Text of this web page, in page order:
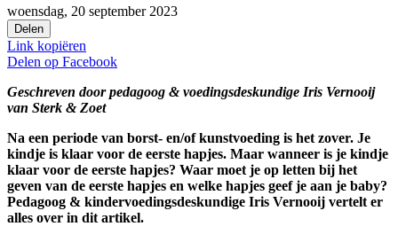
woensdag, 20 september 2023
Delen
Link kopiëren
Delen op Facebook
Geschreven door pedagoog & voedingsdeskundige Iris Vernooij
van Sterk & Zoet
Na een periode van borst- en/of kunstvoeding is het zover. Je
kindje is klaar voor de eerste hapjes. Maar wanneer is je kindje
klaar voor de eerste hapjes? Waar moet je op letten bij het
geven van de eerste hapjes en welke hapjes geef je aan je baby?
Pedagoog & kindervoedingsdeskundige Iris Vernooij vertelt er
alles over in dit artikel.